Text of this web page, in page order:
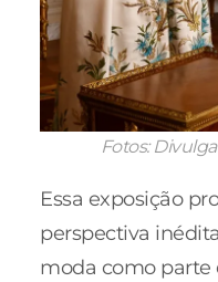
Fotos:
Essa exposição
perspectiva
moda como parte